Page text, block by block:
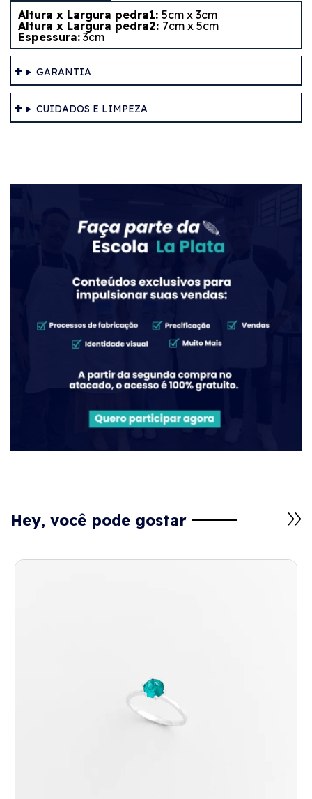
Altura x Largura pedra1: 5cm x 3cm
Altura x Largura pedra2: 7cm x 5cm
Espessura: 3cm
GARANTIA
CUIDADOS E LIMPEZA
Hey, você pode gostar